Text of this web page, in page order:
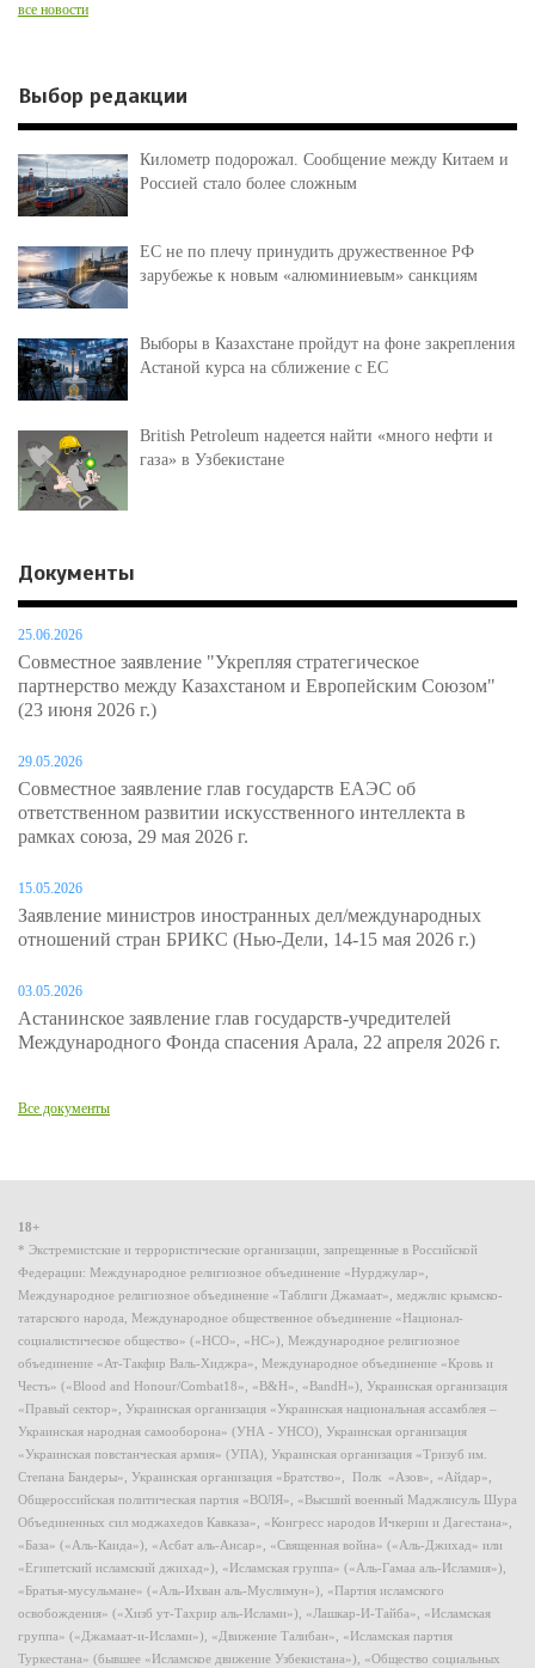
все новости
Выбор редакции
Километр подорожал. Сообщение между Китаем и
Россией стало более сложным
ЕС не по плечу принудить дружественное РФ
зарубежье к новым «алюминиевым» санкциям
Выборы в Казахстане пройдут на фоне закрепления
Астаной курса на сближение с ЕС
British Petroleum надеется найти «много нефти и
газа» в Узбекистане
Документы
25.06.2026
Совместное заявление "Укрепляя стратегическое
партнерство между Казахстаном и Европейским Союзом"
(23 июня 2026 г.)
29.05.2026
Совместное заявление глав государств ЕАЭС об
ответственном развитии искусственного интеллекта в
рамках союза, 29 мая 2026 г.
15.05.2026
Заявление министров иностранных дел/международных
отношений стран БРИКС (Нью-Дели, 14-15 мая 2026 г.)
03.05.2026
Астанинское заявление глав государств-учредителей
Международного Фонда спасения Арала, 22 апреля 2026 г.
Все документы
18+
* Экстремистские и террористические организации, запрещенные в Российской
Федерации: Международное религиозное объединение «Нурджулар»,
Международное религиозное объединение «Таблиги Джамаат», меджлис крымско-
татарского народа, Международное общественное объединение «Национал-
социалистическое общество» («НСО», «НС»), Международное религиозное
объединение «Ат-Такфир Валь-Хиджра», Международное объединение «Кровь и
Честь» («Blood and Honour/Combat18», «B&H», «BandH»), Украинская организация
«Правый сектор», Украинская организация «Украинская национальная ассамблея –
Украинская народная самооборона» (УНА - УНСО), Украинская организация
«Украинская повстанческая армия» (УПА), Украинская организация «Тризуб им.
Степана Бандеры», Украинская организация «Братство», Полк «Азов», «Айдар»,
Общероссийская политическая партия «ВОЛЯ», «Высший военный Маджлисуль Шура
Объединенных сил моджахедов Кавказа», «Конгресс народов Ичкерии и Дагестана»,
«База» («Аль-Каида»), «Асбат аль-Ансар», «Священная война» («Аль-Джихад» или
«Египетский исламский джихад»), «Исламская группа» («Аль-Гамаа аль-Исламия»),
«Братья-мусульмане» («Аль-Ихван аль-Муслимун»), «Партия исламского
освобождения» («Хизб ут-Тахрир аль-Ислами»), «Лашкар-И-Тайба», «Исламская
группа» («Джамаат-и-Ислами»), «Движение Талибан», «Исламская партия
Туркестана» (бывшее «Исламское движение Узбекистана»), «Общество социальных